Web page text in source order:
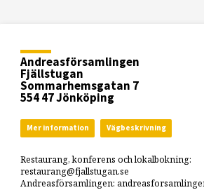
Andreasförsamlingen
Fjällstugan
Sommarhemsgatan 7
554 47 Jönköping
Mer information Vägbeskrivning
Restaurang, konferens och lokalbokning:
restaurang@fjallstugan.se
Andreasförsamlingen: